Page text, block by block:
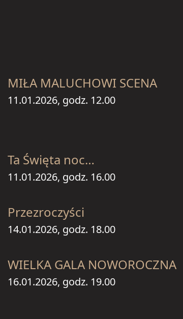
MIŁA MALUCHOWI SCENA
11.01.2026, godz. 12.00
Ta Święta noc…
11.01.2026, godz. 16.00
Przezroczyści
14.01.2026, godz. 18.00
WIELKA GALA NOWOROCZNA
16.01.2026, godz. 19.00